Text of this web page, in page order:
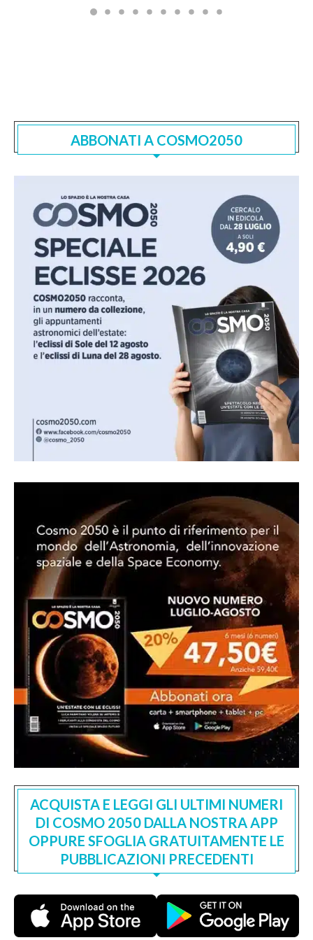
ABBONATI A COSMO2050
ACQUISTA E LEGGI GLI ULTIMI NUMERI
DI COSMO 2050 DALLA NOSTRA APP
OPPURE SFOGLIA GRATUITAMENTE LE
PUBBLICAZIONI PRECEDENTI